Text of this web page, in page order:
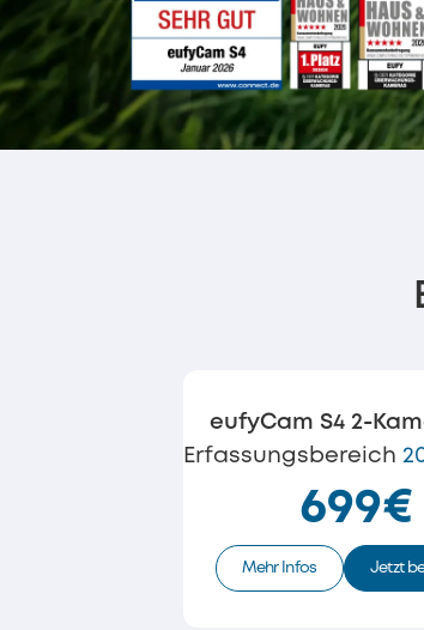
eufyCam S4 2-
Erfassungsbereich
699€
Mehr Infos Jetzt